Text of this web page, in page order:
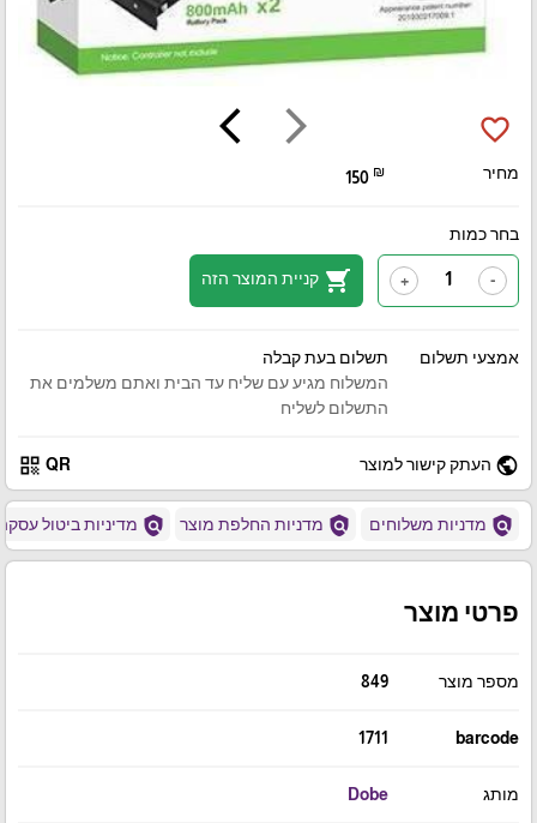
arrow_forward_ios
arrow_back_ios favorite_border
מחיר 150 ₪
בחר כמות
-
+
shopping_cart קניית המוצר הזה
אמצעי תשלום
תשלום בעת קבלה
המשלוח מגיע עם שליח עד הבית ואתם משלמים את
התשלום לשליח
public העתק קישור למוצר QR
qr_code
policy מדניות משלוחים policy מדניות החלפת מוצר policy מדיניות ביטול
פרטי מוצר
מספר מוצר 849
barcode
1711
מותג Dobe